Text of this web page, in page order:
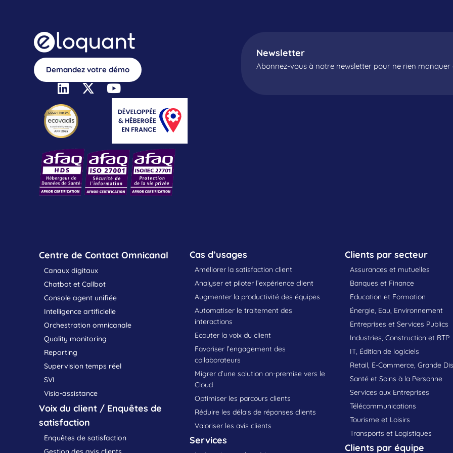
Demandez votre démo
Newsletter
Abonnez-vous à notre newsletter pour ne rien manquer
Centre de Contact Omnicanal
Canaux digitaux
Chatbot et Callbot
Console agent unifiée
Intelligence artificielle
Orchestration omnicanale
Quality monitoring
Reporting
Supervision temps réel
SVI
Visio-assistance
Voix du client / Enquêtes de
satisfaction
Enquêtes de satisfaction
Cas d’usages
Améliorer la satisfaction client
Analyser et piloter l’expérience client
Augmenter la productivité des équipes
Automatiser le traitement des
interactions
Ecouter la voix du client
Favoriser l’engagement des
collaborateurs
Migrer d’une solution on-premise vers le
Cloud
Optimiser les parcours clients
Réduire les délais de réponses clients
Valoriser les avis clients
Services
Clients par secteur
Assurances et mutuelles
Banques et Finance
Education et Formation
Énergie, Eau, Environnement
Entreprises et Services Publics
Industries, Construction et BTP
IT, Édition de logiciels
Retail, E-Commerce, Grande
Santé et Soins à la Personne
Services aux Entreprises
Télécommunications
Tourisme et Loisirs
Transports et Logistiques
Clients par équipe